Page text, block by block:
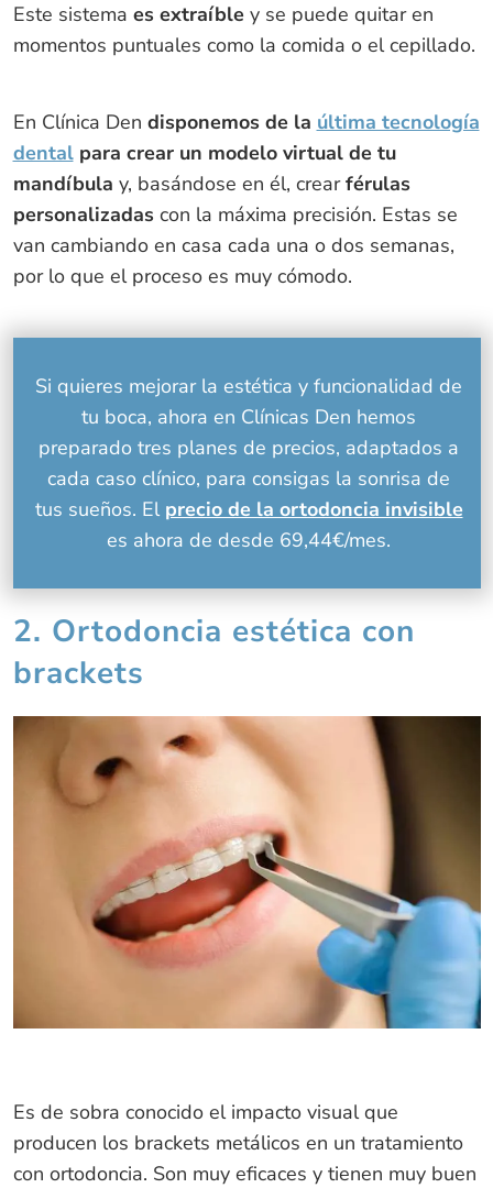
Este sistema es extraíbley se puede quitar en
momentos puntuales como la comida o el cepillado.
En Clínica Den disponemos de la última tecnología
dentalpara crear un modelo virtual de tu
mandíbula y, basándose en él, crearférulas
personalizadascon la máxima precisión. Estas se
van cambiando en casa cada una o dos semanas,
por lo que el proceso es muy cómodo.
Si quieres mejorar la estética y funcionalidad de
tu boca, ahora en Clínicas Den hemos
preparado tres planes de precios, adaptados a
cada caso clínico, para consigas la sonrisa de
tus sueños. El precio de la ortodoncia invisible
es ahora de desde 69,44€/mes.
2. Ortodoncia estética con
brackets
Es de sobra conocido el impacto visual que
producen los brackets metálicos en un tratamiento
con ortodoncia. Son muy eficaces y tienen muy buen